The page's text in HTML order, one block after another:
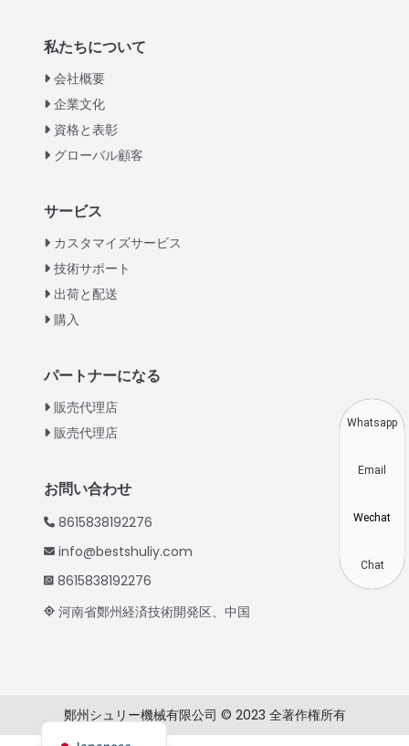
私たちについて
会社概要
企業文化
資格と表彰
グローバル顧客
サービス
カスタマイズサービス
技術サポート
出荷と配送
購入
パートナーになる
販売代理店
販売代理店
お問い合わせ
8615838192276
info@bestshuliy.com
8615838192276
河南省鄭州経済技術開発区、中国
鄭州シュリー機械有限公司 © 2023 全著作権所有
English
Vietnamese
Thai
Turkish
Swahili
Urdu
Greek
Italian
Whatsapp
Email
Wechat
Chat